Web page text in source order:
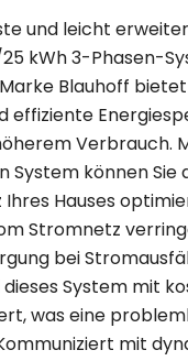
und leicht
kWh 3-Phasen-
Blauhoff
effiziente
Verbrauch.
System können Sie
Ihres Hauses
Stromnetz
bei
System mit
was eine
mit